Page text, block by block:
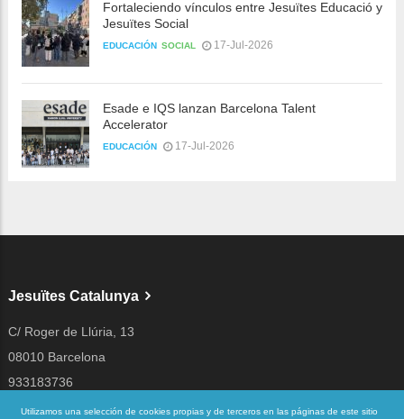
Fortaleciendo vínculos entre Jesuïtes Educació y
Jesuïtes Social
EDUCACIÓN SOCIAL 17-Jul-2026
Esade e IQS lanzan Barcelona Talent
Accelerator
EDUCACIÓN 17-Jul-2026
Jesuïtes Catalunya
C/ Roger de Llúria, 13
08010 Barcelona
933183736
jesuites@jesuites.net
Utilizamos una selección de cookies propias y de terceros en las páginas de este sitio